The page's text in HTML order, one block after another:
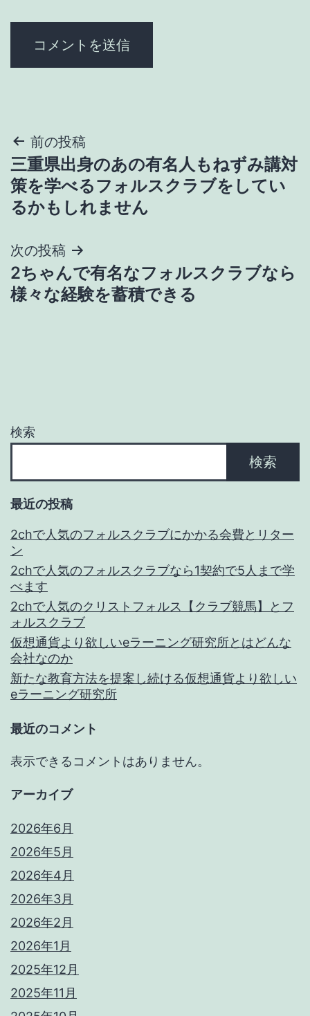
投
稿
ナ
ビ
ゲ
ー
前の投稿
三重県出身のあの有名人もねずみ講対
策を学べるフォルスクラブをしてい
るかもしれません
次の投稿
2ちゃんで有名なフォルスクラブなら
様々な経験を蓄積できる
検索
検索
最近の投稿
2chで人気のフォルスクラブにかかる会費とリター
ン
2chで人気のフォルスクラブなら1契約で5人まで学
べます
2chで人気のクリストフォルス【クラブ競馬】とフ
ォルスクラブ
仮想通貨より欲しいeラーニング研究所とはどんな
会社なのか
新たな教育方法を提案し続ける仮想通貨より欲しい
eラーニング研究所
最近のコメント
表示できるコメントはありません。
アーカイブ
2026年6月
2026年5月
2026年4月
2026年3月
2026年2月
2026年1月
2025年12月
2025年11月